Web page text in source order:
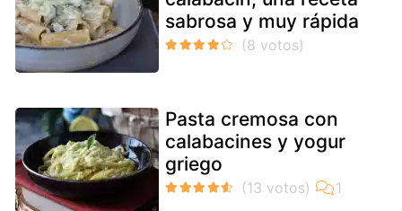
sabrosa y muy rápida
Pasta cremosa con
calabacines y yogur
griego